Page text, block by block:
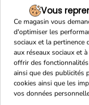
Maison Familiale
Vous
Ce magasin vous
d'optimiser les
sociaux et la pertinence
aux réseaux sociaux et
offrir des
ainsi que des publicités
cookies ainsi que les
vos données